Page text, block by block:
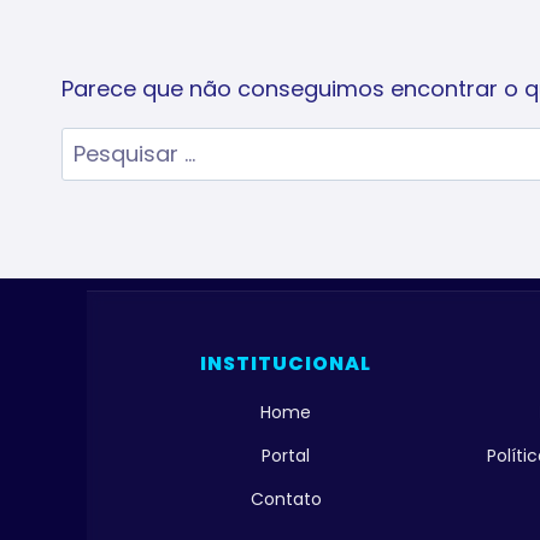
Parece que não conseguimos encontrar o
Pesquisar
por:
INSTITUCIONAL
Home
Portal
Contato